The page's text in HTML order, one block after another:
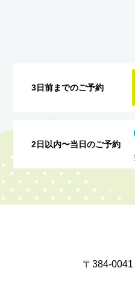
3日前までのご予約
2日以内〜当日のご予約
〒384-